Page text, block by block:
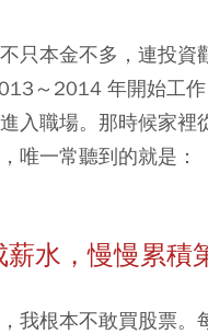
只本金不多，連投資
～2014 年開始工
入職場。那時候家裡
唯一常聽到的就是：
水，慢慢累積
我根本不敢買股票。